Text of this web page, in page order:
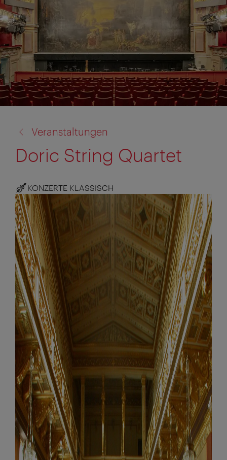
zu:
Veranstaltungen
Doric String Quartet
KONZERTE KLASSISCH